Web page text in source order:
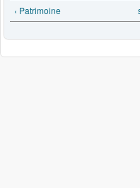
‹ Patrimoine